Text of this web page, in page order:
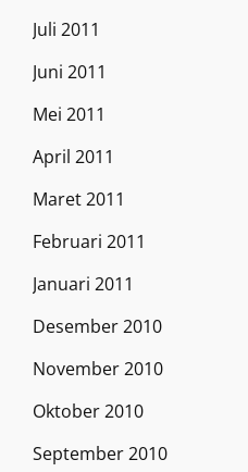
Juli 2011
Juni 2011
Mei 2011
April 2011
Maret 2011
Februari 2011
Januari 2011
Desember 2010
November 2010
Oktober 2010
September 2010